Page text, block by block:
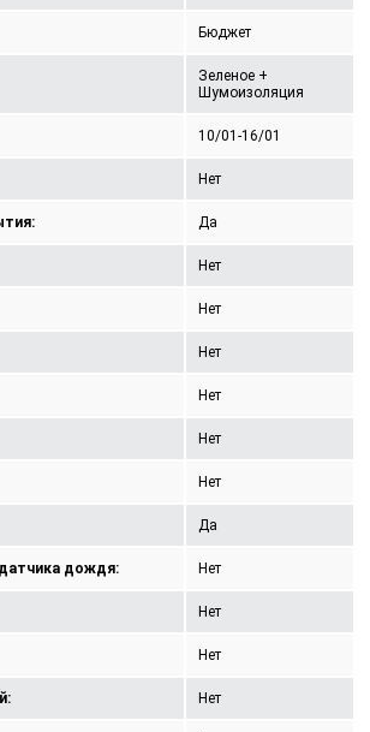
Бюджет
Зеленое +
Шумоизоляция
10/01-16/01
Нет
Да
Нет
Нет
Нет
Нет
Нет
Нет
Да
дождя: Нет
Нет
Нет
Нет